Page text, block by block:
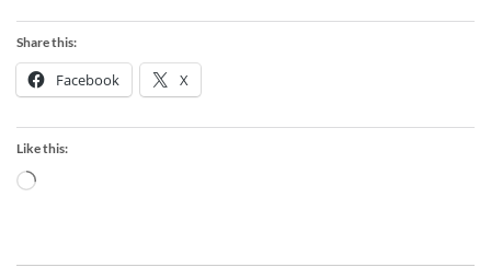
Share this:
Facebook X
Like this:
Loading…